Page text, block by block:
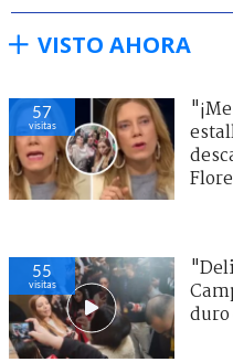
VISTO AHORA
57
visitas
55
visitas